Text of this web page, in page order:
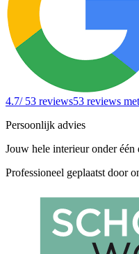
4.7/ 53 reviews53 reviews
Persoonlijk advies
Jouw hele interieur onder één
Professioneel geplaatst door